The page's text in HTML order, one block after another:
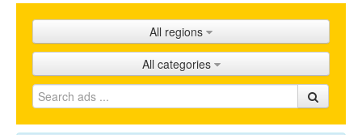
Shops
Promotion
FAQ
All regions
All categories